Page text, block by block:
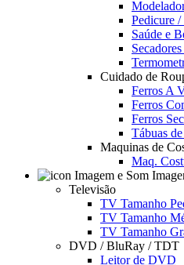
Pedicure
Saúde e
Cuidado de
Ferros A
Ferros
Ferros
Tábuas
Maquinas de
Maq.
Televisão
TV Tamanho
TV Tamanho
TV Tamanho
DVD / BluRay / TDT
Leitor de DVD